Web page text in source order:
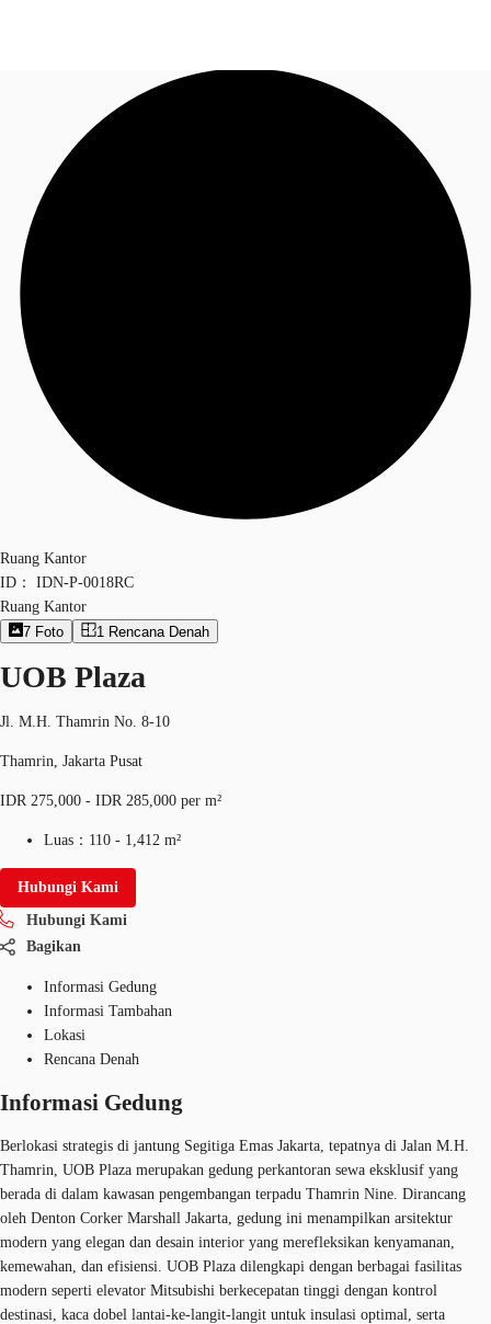
Ruang Kantor
Ruang Kerja Fleksibel
+62 21 29223888
Ruang Kantor
ID：
IDN-P-0018RC
Ruang Kantor
7 Foto 1 Rencana Denah
UOB Plaza
Jl. M.H. Thamrin No. 8-10
Thamrin, Jakarta Pusat
IDR 275,000 - IDR 285,000 per m²
Luas： 110 - 1,412 m²
Hubungi Kami
Hubungi Kami
Bagikan
Informasi Gedung
Informasi Tambahan
Lokasi
Rencana Denah
Informasi Gedung
Berlokasi strategis di jantung Segitiga Emas Jakarta, tepatnya di Jalan M.H.
Thamrin, UOB Plaza merupakan gedung perkantoran sewa eksklusif yang
berada di dalam kawasan pengembangan terpadu Thamrin Nine. Dirancang
oleh Denton Corker Marshall Jakarta, gedung ini menampilkan arsitektur
modern yang elegan dan desain interior yang merefleksikan kenyamanan,
kemewahan, dan efisiensi. UOB Plaza dilengkapi dengan berbagai fasilitas
modern seperti elevator Mitsubishi berkecepatan tinggi dengan kontrol
destinasi, kaca dobel lantai-ke-langit-langit untuk insulasi optimal, serta